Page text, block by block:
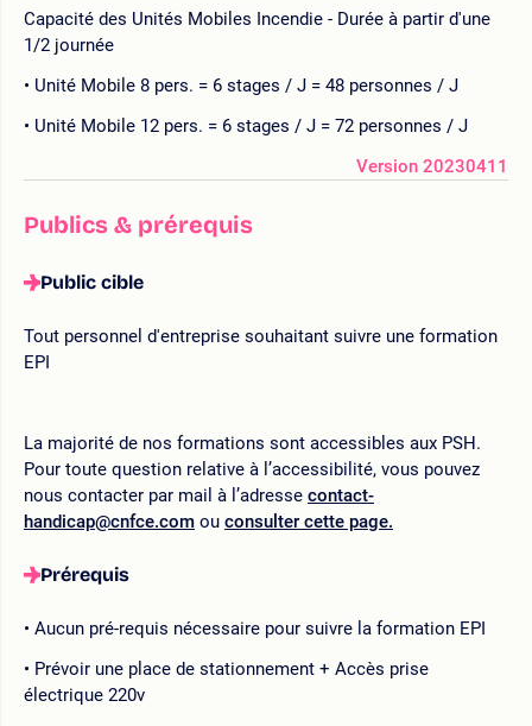
Capacité des Unités Mobiles Incendie - Durée à partir d'une
1/2 journée
Unité Mobile 8 pers. = 6 stages / J = 48 personnes / J
Unité Mobile 12 pers. = 6 stages / J = 72 personnes / J
Version 20230411
Publics & prérequis
Public cible
Tout personnel d'entreprise souhaitant suivre une formation
EPI
La majorité de nos formations sont accessibles aux PSH.
Pour toute question relative à l’accessibilité, vous pouvez
nous contacter par mail à l’adresse contact-
handicap@cnfce.com ou consulter cette page.
Prérequis
Aucun pré-requis nécessaire pour suivre la formation EPI
Prévoir une place de stationnement + Accès prise
électrique 220v